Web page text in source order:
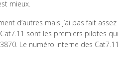
mieux.
d’autres mais j’ai pas fait assez
sont les premiers pilotes qui
Le numéro interne des Cat7.11